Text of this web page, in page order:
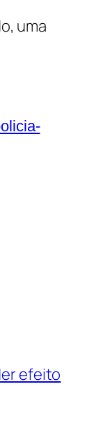
uma
efeito